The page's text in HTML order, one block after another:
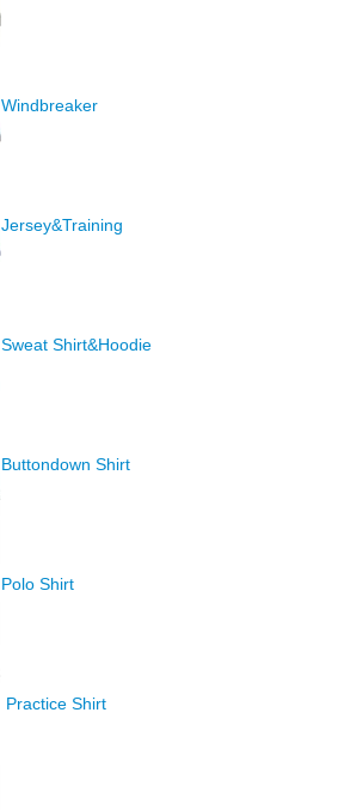
Windbreaker
Jersey&Training
Sweat Shirt&Hoodie
Buttondown Shirt
Polo Shirt
Practice Shirt